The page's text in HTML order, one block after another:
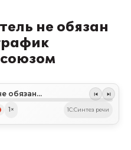
не обязан
Когда работодатель не обязан согласовывать график отпусков с профсоюзом
1× 1C:Синтез речи